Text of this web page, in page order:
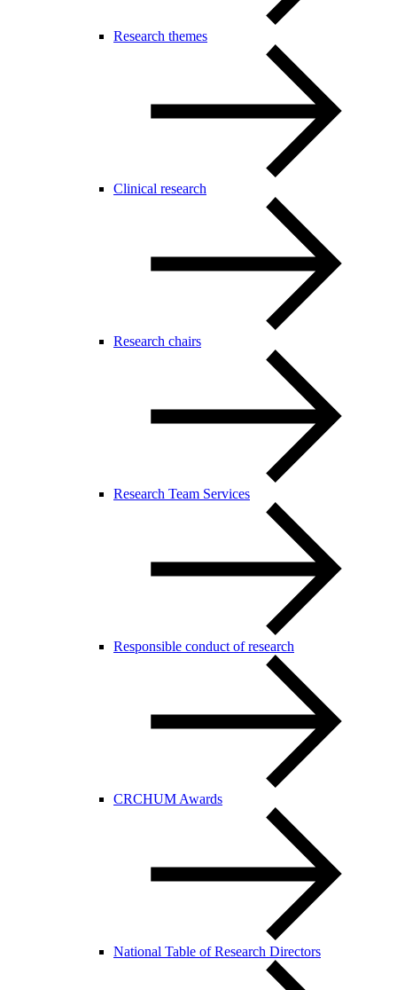
Research themes
Clinical research
Research chairs
Research Team Services
Responsible conduct of research
CRCHUM Awards
National Table of Research Directors